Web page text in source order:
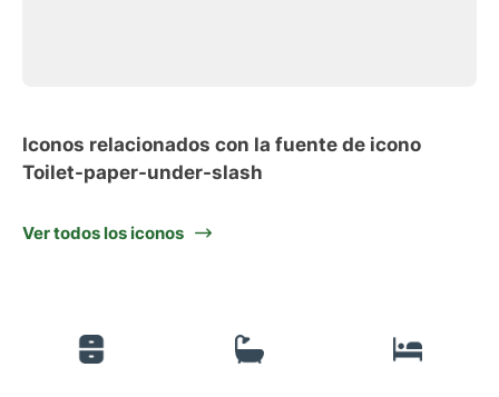
Iconos relacionados con la fuente de icono
Toilet-paper-under-slash
Ver todos los iconos